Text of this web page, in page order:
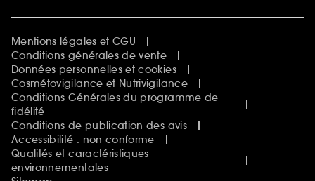
Mentions légales et CGU
Conditions générales de vente
Données personnelles et cookies
Cosmétovigilance et Nutrivigilance
Conditions Générales du programme de
fidélité
Conditions de publication des avis
Accessibilité : non conforme
Qualités et caractéristiques
environnementales